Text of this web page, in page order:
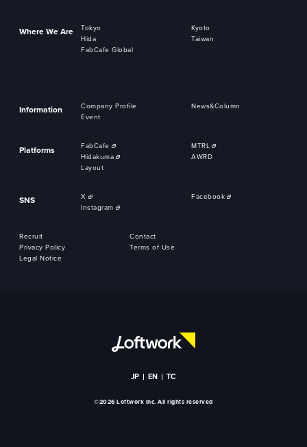
Where We Are Tokyo
Kyoto
Hida
Taiwan
FabCafe Global
Information Company Profile
News&Column
Event
Platforms FabCafe
MTRL
Hidakuma
AWRD
Layout
SNS X
Facebook
Instagram
Recruit
Contact
Privacy Policy
Terms of Use
Legal Notice
JP EN TC
©2026 Loftwork Inc. All rights reserved